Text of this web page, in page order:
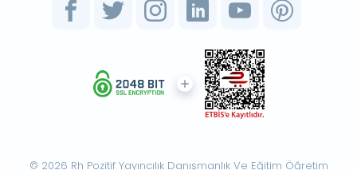
© 2026 Rh Pozitif Yayıncılık Danışmanlık Ve Eğitim Öğretim